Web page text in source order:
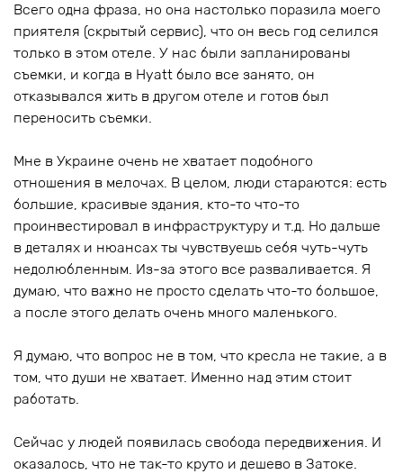
Всего одна фраза, но она настолько поразила моего
приятеля (скрытый сервис), что он весь год селился
только в этом отеле. У нас были запланированы
съемки, и когда в Hyatt было все занято, он
отказывался жить в другом отеле и готов был
переносить съемки.
Мне в Украине очень не хватает подобного
отношения в мелочах. В целом, люди стараются: есть
большие, красивые здания, кто-то что-то
проинвестировал в инфраструктуру и т.д. Но дальше
в деталях и нюансах ты чувствуешь себя чуть-чуть
недолюбленным. Из-за этого все разваливается. Я
думаю, что важно не просто сделать что-то большое,
а после этого делать очень много маленького.
Я думаю, что вопрос не в том, что кресла не такие, а в
том, что души не хватает. Именно над этим стоит
работать.
Сейчас у людей появилась свобода передвижения. И
оказалось, что не так-то круто и дешево в Затоке.